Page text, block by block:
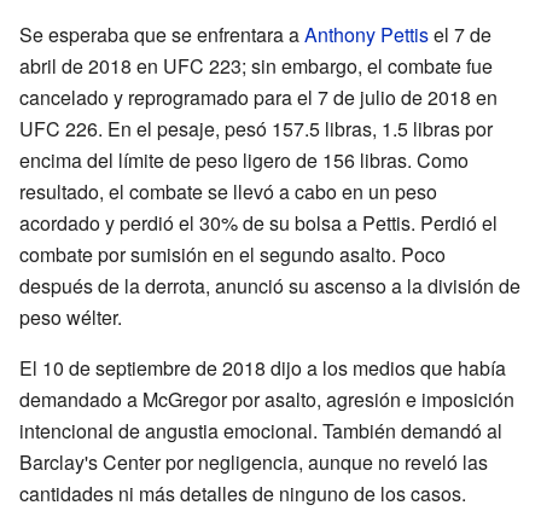
Se esperaba que se enfrentara aAnthony Pettisel 7 de
abril de 2018 en UFC 223; sin embargo, el combate fue
cancelado y reprogramado para el 7 de julio de 2018 en
UFC 226. En el pesaje, pesó 157.5 libras, 1.5 libras por
encima del límite de peso ligero de 156 libras. Como
resultado, el combate se llevó a cabo en un peso
acordado y perdió el 30% de su bolsa a Pettis. Perdió el
combate por sumisión en el segundo asalto. Poco
después de la derrota, anunció su ascenso a la división de
peso wélter.
El 10 de septiembre de 2018 dijo a los medios que había
demandado a McGregor por asalto, agresión e imposición
intencional de angustia emocional. También demandó al
Barclay's Center por negligencia, aunque no reveló las
cantidades ni más detalles de ninguno de los casos.